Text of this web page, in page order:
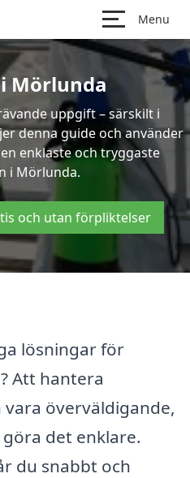
Menu
Mörlunda
uppgift – särskilt i
denna guide och använder
enklaste och tryggaste
i Mörlunda.
och utan förpliktelser
lösningar för
Att hantera
överväldigande,
det enklare.
du snabbt och